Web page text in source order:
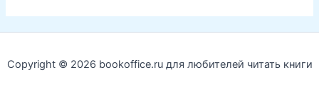
Copyright © 2026 bookoffice.ru для любителей читать книги